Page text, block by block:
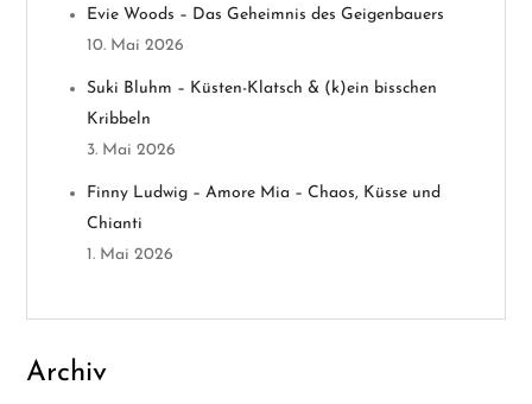
a
n
Evie Woods – Das Geheimnis des Geigenbauers
10. Mai 2026
Suki Bluhm – Küsten-Klatsch & (k)ein bisschen
Kribbeln
3. Mai 2026
Finny Ludwig – Amore Mia – Chaos, Küsse und
Chianti
1. Mai 2026
Archiv